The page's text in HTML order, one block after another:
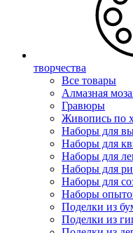
творчества
Все товары
Алмазная
Гравюры
Живопись по
Наборы для
Наборы для
Наборы для
Наборы для
Наборы для
Наборы
Поделки из
Поделки из